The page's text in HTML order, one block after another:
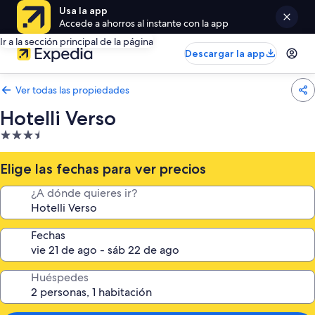
Usa la app
Accede a ahorros al instante con la app
Ir a la sección principal de la página
Descargar la app
Ver todas las propiedades
Hotelli Verso
Propiedad
de
3.5
estrellas
Elige las fechas para ver precios
¿A dónde quieres ir?
Fechas
Huéspedes